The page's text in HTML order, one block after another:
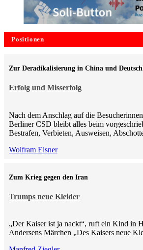
Positionen
Erfolg und Misserfolg
Zur Deradikalisierung in China und
Nach dem Anschlag auf die
Berliner CSD bleibt alles beim
Bestrafen, Verbieten, Ausweisen,
Wolfram Elsner
Trumps neue Kleider
Zum Krieg gegen den Iran
„Der Kaiser ist ja nackt“, ruft ein Kind in
Andersens Märchen „Des Kaisers neue